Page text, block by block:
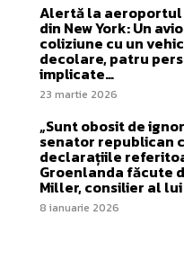
Alertă la aeroportul
din New York: Un
coliziune cu un
decolare, patru
implicate…
23 martie 2026
„Sunt obosit de
senator republican
declarațiile
Groenlanda făcute
Miller, consilier al
8 ianuarie 2026